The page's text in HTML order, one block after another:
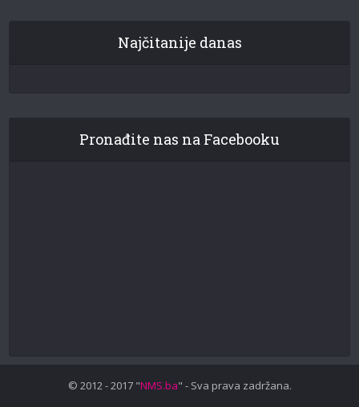
Najčitanije danas
Pronađite nas na Facebooku
© 2012 - 2017 "NMS.ba" - Sva prava zadržana.